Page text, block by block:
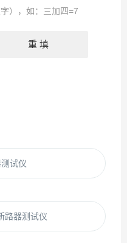
），如：三加四=7
试仪
路器测试仪